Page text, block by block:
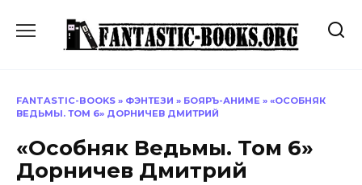
содержанию
FANTASTIC-BOOKS » ФЭНТЕЗИ » БОЯРЪ-АНИМЕ » «ОСОБНЯК
ВЕДЬМЫ. ТОМ 6» ДОРНИЧЕВ ДМИТРИЙ
«Особняк Ведьмы. Том 6»
Дорничев Дмитрий